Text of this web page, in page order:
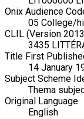
Onix Audience
05 College/
CLIL (Version
3435
Title First
14 January
Subject Scheme
Thema
Original Language
English